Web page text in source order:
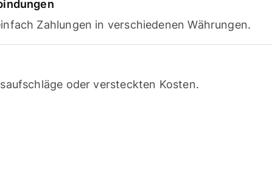
Zahlungen in verschiedenen Währungen.
oder versteckten Kosten.